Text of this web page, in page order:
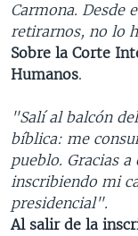
Carmona. Desde
retirarnos, no lo
Sobre la Corte
Humanos.
"Salí al balcón
bíblica: me
pueblo. Gracias
inscribiendo mi
presidencial".
Al salir de la